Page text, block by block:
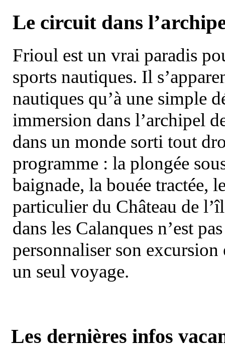
Le circuit dans
Frioul est un vrai paradis
sports nautiques. Il
nautiques qu’à une simple
immersion dans l’archipel
dans un monde sorti tout
programme : la plongée
baignade, la bouée tractée,
particulier du Château de
dans les Calanques n’est
personnaliser son
un seul voyage.
Les dernières infos